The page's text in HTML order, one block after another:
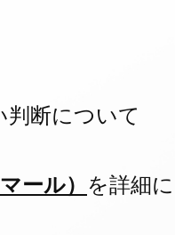
断について
ール） を詳細に